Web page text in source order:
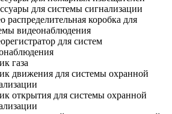
для системы сигнализации
распределительная коробка для
видеонаблюдения
для систем
газа
движения для системы охранной
открытия для системы охранной